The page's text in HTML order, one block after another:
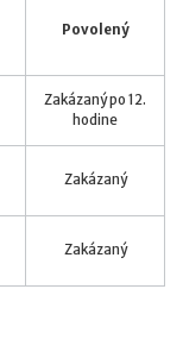
Povolený
Zakázaný po 12.
hodine
Zakázaný
Zakázaný